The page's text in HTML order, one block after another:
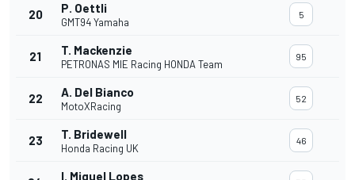
20 P. Oettli
GMT94 Yamaha
5
21 T. Mackenzie
PETRONAS MIE Racing HONDA Team
95
22 A. Del Bianco
MotoXRacing
52
23 T. Bridewell
Honda Racing UK
46
I. Miguel Lopes